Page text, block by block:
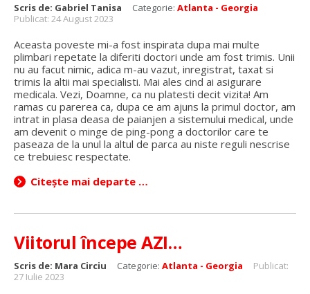
Scris de: Gabriel Tanisa Categorie: Atlanta - Georgia
Publicat: 24 August 2023
Aceasta poveste mi-a fost inspirata dupa mai multe
plimbari repetate la diferiti doctori unde am fost trimis. Unii
nu au facut nimic, adica m-au vazut, inregistrat, taxat si
trimis la altii mai specialisti. Mai ales cind ai asigurare
medicala. Vezi, Doamne, ca nu platesti decit vizita! Am
ramas cu parerea ca, dupa ce am ajuns la primul doctor, am
intrat in plasa deasa de paianjen a sistemului medical, unde
am devenit o minge de ping-pong a doctorilor care te
paseaza de la unul la altul de parca au niste reguli nescrise
ce trebuiesc respectate.
Citește mai departe …
Viitorul începe AZI…
Scris de: Mara Circiu Categorie: Atlanta - Georgia
Publicat:
27 Iulie 2023